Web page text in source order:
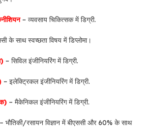
– व्यवसाय चिकित्सक में डिग्री.
के साथ स्वच्छता विषय में डिप्लोमा।
– सिविल इंजीनियरिंग में डिग्री.
– इलेक्ट्रिकल इंजीनियरिंग में डिग्री.
– मैकेनिकल इंजीनियरिंग में डिग्री.
भौतिकी/रसायन विज्ञान में बीएससी और 60% के साथ